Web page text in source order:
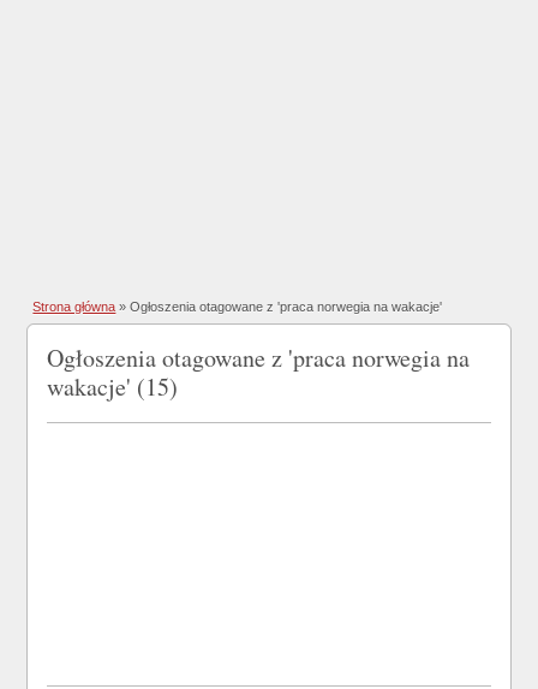
Strona główna »Ogłoszenia otagowane z 'praca norwegia na wakacje'
Ogłoszenia otagowane z 'praca norwegia na
wakacje' (15)